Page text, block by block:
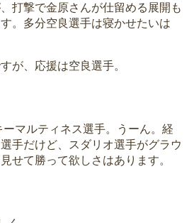
打撃で金原さんが仕留める展開も
。多分空良選手は寝かせたいは
が、応援は空良選手。
マルティネス選手。うーん。経
手だけど、スダリオ選手がグラウ
せて勝って欲しさはあります。